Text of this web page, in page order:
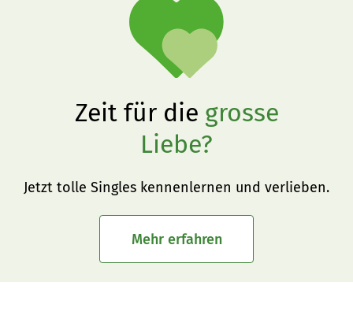
Zeit für die grosse
Liebe?
Jetzt tolle Singles kennenlernen und verlieben.
Mehr erfahren